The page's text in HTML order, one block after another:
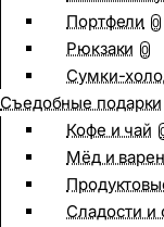
Портфели 0
Рюкзаки 0
Сумки-
Съедобные подарки
Кофе и чай
Мёд и
Сладости и